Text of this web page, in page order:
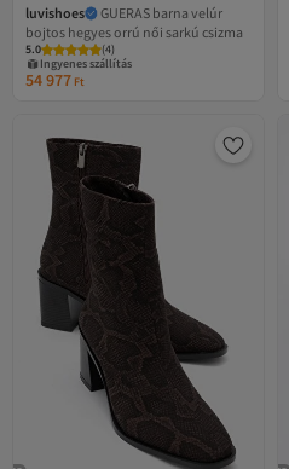
luvishoes
GUERAS barna velúr
bojtos hegyes orrú női sarkú csizma
5.0 (4)
Ingyenes szállítás
54 977 Ft